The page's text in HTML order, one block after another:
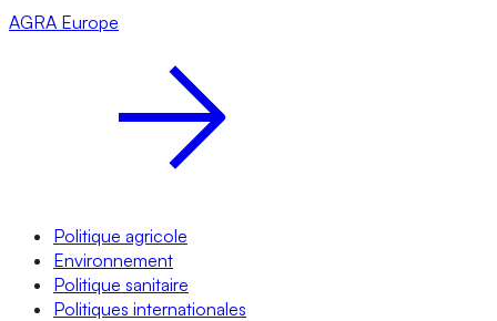
AGRA Europe
Politique agricole
Environnement
Politique sanitaire
Politiques internationales